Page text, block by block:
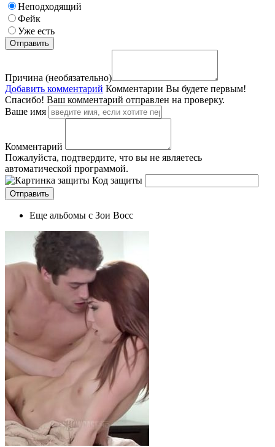
Неподходящий
Фейк
Уже есть
Причина (необязательно)
Добавить комментарий Комментарии Вы будете первым!
Спасибо! Ваш комментарий отправлен на проверку.
Ваше имя
Комментарий
Пожалуйста, подтвердите, что вы не являетесь
автоматической программой.
Код защиты
Еще альбомы с Зои Восс